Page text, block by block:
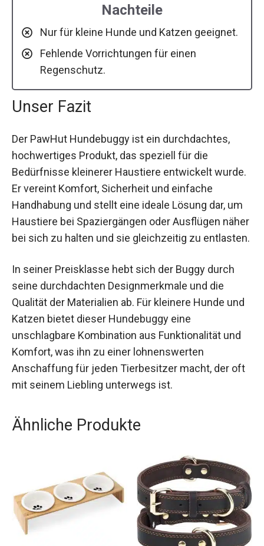
Nachteile
Nur für kleine Hunde und Katzen geeignet.
Fehlende Vorrichtungen für einen
Regenschutz.
Unser Fazit
Der PawHut Hundebuggy ist ein durchdachtes,
hochwertiges Produkt, das speziell für die
Bedürfnisse kleinerer Haustiere entwickelt wurde.
Er vereint Komfort, Sicherheit und einfache
Handhabung und stellt eine ideale Lösung dar, um
Haustiere bei Spaziergängen oder Ausflügen näher
bei sich zu halten und sie gleichzeitig zu entlasten.
In seiner Preisklasse hebt sich der Buggy durch
seine durchdachten Designmerkmale und die
Qualität der Materialien ab. Für kleinere Hunde und
Katzen bietet dieser Hundebuggy eine
unschlagbare Kombination aus Funktionalität und
Komfort, was ihn zu einer lohnenswerten
Anschaffung für jeden Tierbesitzer macht, der oft
mit seinem Liebling unterwegs ist.
Ähnliche Produkte